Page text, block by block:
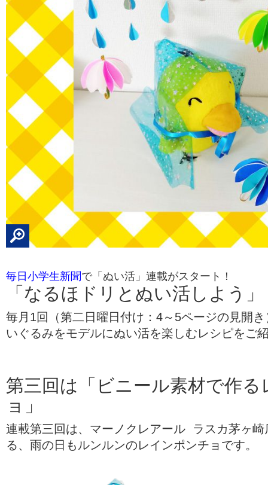
毎日小学生新聞で「ぬい活」連載がスタート！
「なるほドリとぬい活しよう」
毎月1回（第二日曜日付け：4～5ページの見開
いぐるみをモデルにぬい活を楽しむレシピをご
第三回は「ビニール素材で作
ョ」
連載第三回は、マーノクレアール ラスカ茅ヶ
る、雨の日もルンルンのレインポンチョです。